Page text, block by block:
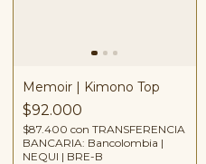
Memoir | Kimono Top
$92.000
$87.400 con TRANSFERENCIA
BANCARIA: Bancolombia |
NEQUI | BRE-B